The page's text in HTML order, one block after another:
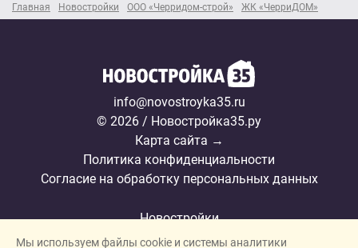
Главная Новостройки ООО «Черридом-строй» ЖК «ЧерриДОМ»
info@novostroyka35.ru
© 2026 / Новостройка35.ру
Карта сайта →
Политика конфиденциальности
Согласие на обработку персональных данных
Новостройки
Застройщики
Мы используем файлы cookie и системы аналитики